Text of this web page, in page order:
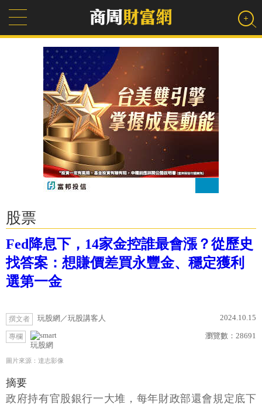
股票
Fed降息下，14家金控誰最會漲？從歷史
找答案：想賺價差買永豐金、穩定獲利
選第一金
撰文者 玩股網／玩股講客人 2024.10.15
專欄
玩股網
瀏覽數： 28691
圖片來源：達志影像
摘要
政府持有官股銀行一大堆，每年財政部還會規定底下